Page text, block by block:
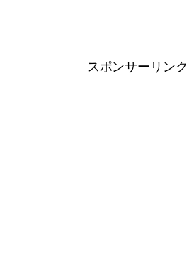
スポンサーリンク